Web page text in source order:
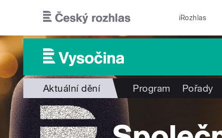
iRozhlas
Aktuální dění Program Pořady